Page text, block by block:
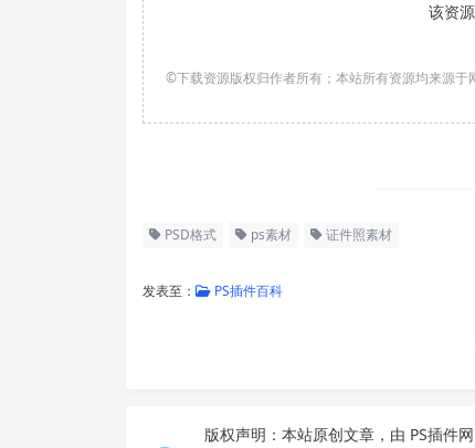
该资
©下载资源版权归作者所有；本站所有资源均来源于
PSD格式 ps素材 证件照素材
发表至： PS插件百科
版权声明： 本站原创文章，由 PS插件网